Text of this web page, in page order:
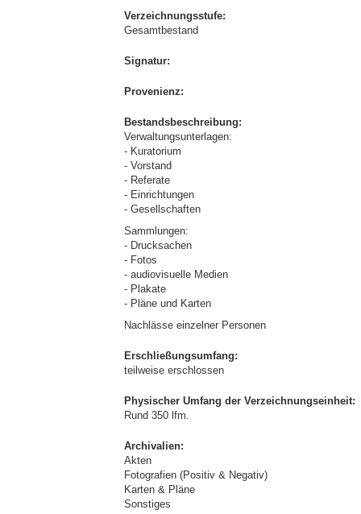
Verzeichnungsstufe:
Gesamtbestand
Signatur:
Provenienz:
Bestandsbeschreibung:
Verwaltungsunterlagen:
- Kuratorium
- Vorstand
- Referate
- Einrichtungen
- Gesellschaften
Sammlungen:
- Drucksachen
- Fotos
- audiovisuelle Medien
- Plakate
- Pläne und Karten
Nachlässe einzelner Personen
Erschließungsumfang:
teilweise erschlossen
Physischer Umfang der Verzeichnungseinheit:
Rund 350 lfm.
Archivalien:
Akten
Fotografien (Positiv & Negativ)
Karten & Pläne
Sonstiges